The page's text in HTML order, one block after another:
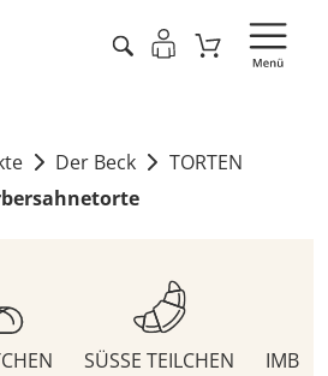
Der Beck
TORTEN
SÜSSE TEILCHEN